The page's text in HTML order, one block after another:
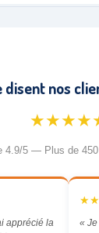
disent nos
4.9/5 — Plus de
apprécié la
«